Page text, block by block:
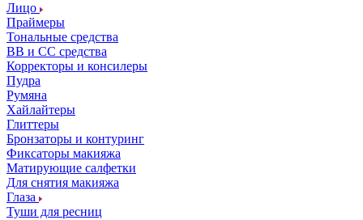
Лицо
Праймеры
Тональные средства
ВВ и СС средства
Корректоры и консилеры
Пудра
Румяна
Хайлайтеры
Глиттеры
Бронзаторы и контуринг
Фиксаторы макияжа
Матирующие салфетки
Для снятия макияжа
Глаза
Туши для ресниц